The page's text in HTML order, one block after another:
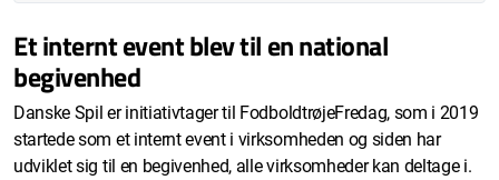
Et internt event blev til en national
begivenhed
Danske Spil er initiativtager til FodboldtrøjeFredag, som i 2019
startede som et internt event i virksomheden og siden har
udviklet sig til en begivenhed, alle virksomheder kan deltage i.